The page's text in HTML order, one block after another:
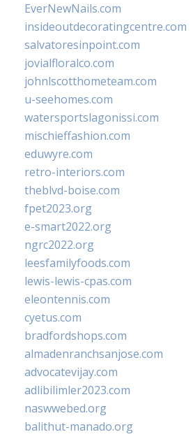
EverNewNails.com
insideoutdecoratingcentre.com
salvatoresinpoint.com
jovialfloralco.com
johnlscotthometeam.com
u-seehomes.com
watersportslagonissi.com
mischieffashion.com
eduwyre.com
retro-interiors.com
theblvd-boise.com
fpet2023.org
e-smart2022.org
ngrc2022.org
leesfamilyfoods.com
lewis-lewis-cpas.com
eleontennis.com
cyetus.com
bradfordshops.com
almadenranchsanjose.com
advocatevijay.com
adlibilimler2023.com
naswwebed.org
balithut-manado.org